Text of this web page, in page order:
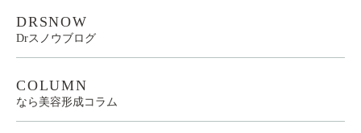
DRSNOW
Drスノウブログ
COLUMN
なら美容形成コラム